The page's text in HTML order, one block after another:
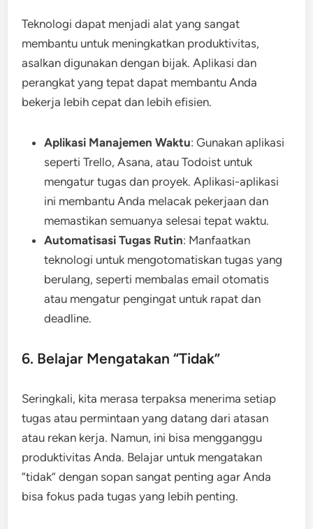
Teknologi dapat menjadi alat yang sangat
membantu untuk meningkatkan produktivitas,
asalkan digunakan dengan bijak. Aplikasi dan
perangkat yang tepat dapat membantu Anda
bekerja lebih cepat dan lebih efisien.
Aplikasi Manajemen Waktu: Gunakan aplikasi
seperti Trello, Asana, atau Todoist untuk
mengatur tugas dan proyek. Aplikasi-aplikasi
ini membantu Anda melacak pekerjaan dan
memastikan semuanya selesai tepat waktu.
Automatisasi Tugas Rutin: Manfaatkan
teknologi untuk mengotomatiskan tugas yang
berulang, seperti membalas email otomatis
atau mengatur pengingat untuk rapat dan
deadline.
6. Belajar Mengatakan “Tidak”
Seringkali, kita merasa terpaksa menerima setiap
tugas atau permintaan yang datang dari atasan
atau rekan kerja. Namun, ini bisa mengganggu
produktivitas Anda. Belajar untuk mengatakan
“tidak” dengan sopan sangat penting agar Anda
bisa fokus pada tugas yang lebih penting.